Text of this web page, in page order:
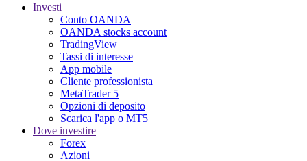
Investi
Conto OANDA
OANDA stocks account
TradingView
Tassi di interesse
App mobile
Cliente professionista
MetaTrader 5
Opzioni di deposito
Scarica l'app o MT5
Dove investire
Forex
Azioni